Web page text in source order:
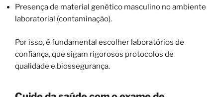
Presença de material genético masculino no ambiente
laboratorial (contaminação).
Por isso, é fundamental escolher laboratórios de
confiança, que sigam rigorosos protocolos de
qualidade e biossegurança.